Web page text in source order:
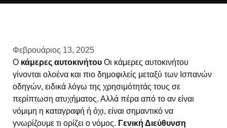
Φεβρουάριος 13, 2025
Ο κάμερες αυτοκινήτου Οι κάμερες αυτοκινήτου
γίνονται ολοένα και πιο δημοφιλείς μεταξύ των Ισπανών
οδηγών, ειδικά λόγω της χρησιμότητάς τους σε
περίπτωση ατυχήματος. Αλλά πέρα από το αν είναι
νόμιμη η καταγραφή ή όχι, είναι σημαντικό να
γνωρίζουμε τι ορίζει ο νόμος. Γενική Διεύθυνση